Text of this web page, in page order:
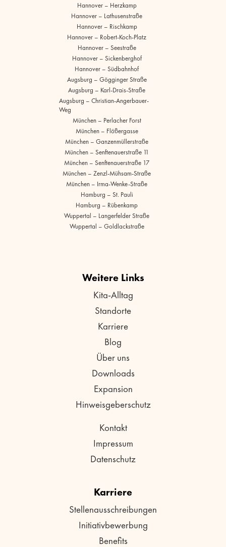
Hannover – Herzkamp
Hannover – Lathusenstraße
Hannover – Rischkamp
Hannover – Robert-Koch-Platz
Hannover – Seestraße
Hannover – Sickenberghof
Hannover – Südbahnhof
Augsburg – Gögginger Straße
Augsburg – Karl-Drais-Straße
Augsburg – Christian-Angerbauer-
Weg
München – Perlacher Forst
München – Flößergasse
München – Ganzenmüllerstraße
München – Senftenauerstraße 11
München – Senftenauerstraße 17
München – Zenzl-Mühsam-Straße
München – Irma-Wenke-Straße
Hamburg – St. Pauli
Hamburg – Rübenkamp
Wuppertal – Langerfelder Straße
Wuppertal – Goldlackstraße
Weitere Links
Kita-Alltag
Standorte
Karriere
Blog
Über uns
Downloads
Expansion
Hinweisgeberschutz
Kontakt
Impressum
Datenschutz
Karriere
Stellenausschreibungen
Initiativbewerbung
Benefits